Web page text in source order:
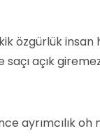
özgürlük insan
açık
ayrımcılık oh